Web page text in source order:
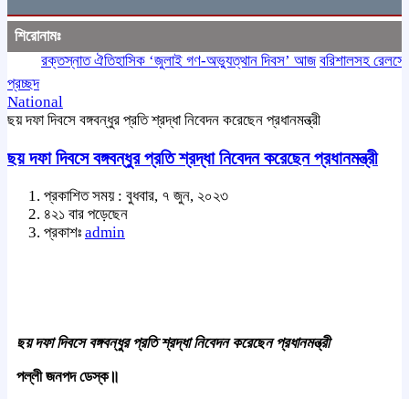
শিরোনামঃ
রক্তস্নাত ঐতিহাসিক ‌‘জুলাই গণ-অভ্যুত্থান দিবস’ আজ বরিশালসহ রেলসেবা
প্রচ্ছদ
National
ছয় দফা দিবসে বঙ্গবন্ধুর প্রতি শ্রদ্ধা নিবেদন করেছেন প্রধানমন্ত্রী
ছয় দফা দিবসে বঙ্গবন্ধুর প্রতি শ্রদ্ধা নিবেদন করেছেন প্রধানমন্ত্রী
প্রকাশিত সময় : বুধবার, ৭ জুন, ২০২৩
৪২১ বার পড়েছেন
প্রকাশঃ admin
ছয় দফা দিবসে বঙ্গবন্ধুর প্রতি শ্রদ্ধা নিবেদন করেছেন প্রধানমন্ত্রী
পল্লী জনপদ ডেস্ক॥